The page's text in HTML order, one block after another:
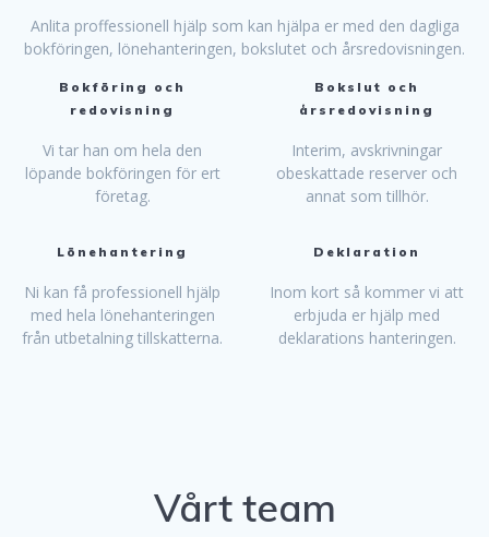
Anlita proffessionell hjälp som kan hjälpa er med den dagliga
bokföringen, lönehanteringen, bokslutet och årsredovisningen.
Bokföring och
redovisning
Vi tar han om hela den
löpande bokföringen för ert
företag.
Bokslut och
årsredovisning
Interim, avskrivningar
obeskattade reserver och
annat som tillhör.
Lönehantering
Ni kan få professionell hjälp
med hela lönehanteringen
från utbetalning tillskatterna.
Deklaration
Inom kort så kommer vi att
erbjuda er hjälp med
deklarations hanteringen.
Vårt team